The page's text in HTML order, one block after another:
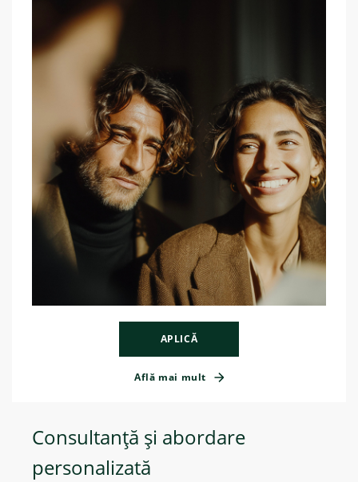
APLICĂ
Află mai mult
Consultanță și abordare
personalizată